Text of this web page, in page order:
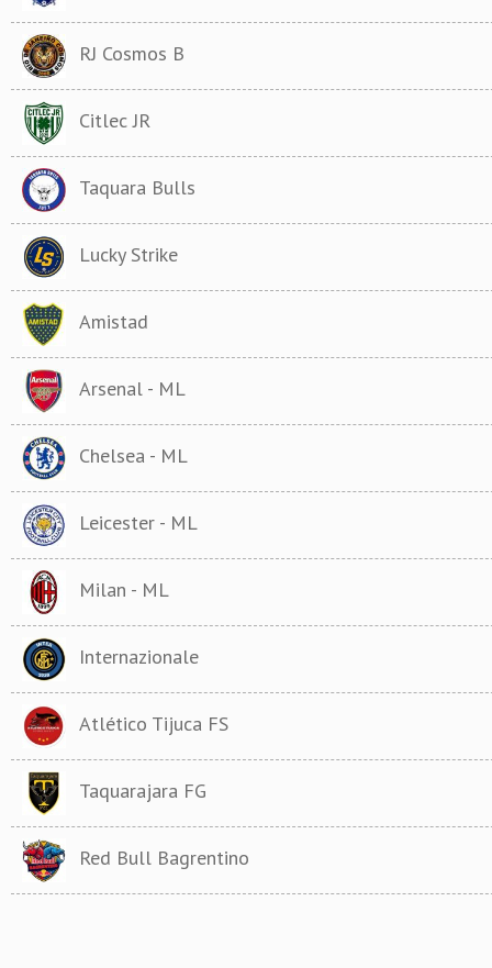
RJ Cosmos B
Citlec JR
Taquara Bulls
Lucky Strike
Amistad
Arsenal - ML
Chelsea - ML
Leicester - ML
Milan - ML
Internazionale
Atlético Tijuca FS
Taquarajara FG
Red Bull Bagrentino